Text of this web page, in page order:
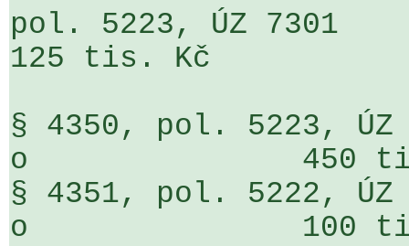
pol. 5223, ÚZ
125 tis. Kč
§ 4350, pol. 5223, ÚZ
o               450
§ 4351, pol. 5222, ÚZ
o               100